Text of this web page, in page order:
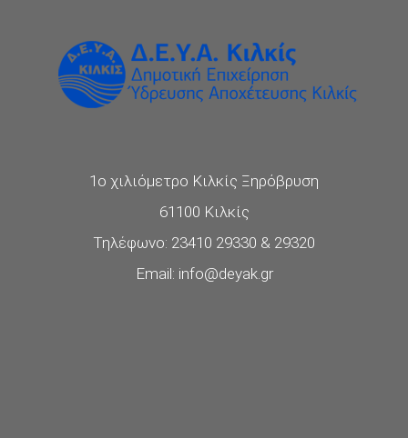
1ο χιλιόμετρο Κιλκίς Ξηρόβρυση
61100 Κιλκίς
Τηλέφωνο: 23410 29330 & 29320
Email: info@deyak.gr